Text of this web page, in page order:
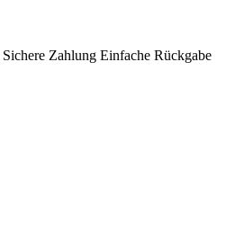
Sichere Zahlung Einfache Rückgabe